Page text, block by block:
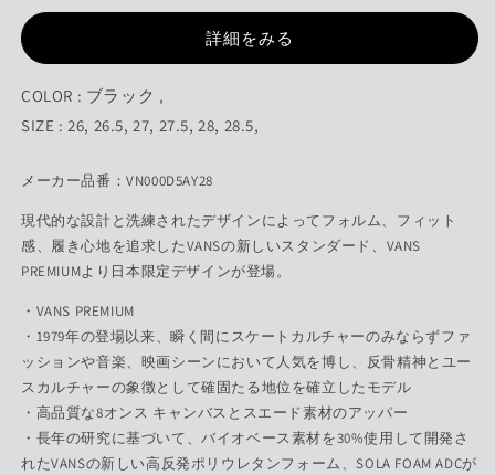
(1)
を
開
価
格
詳細をみる
COLOR : ブラック ,
SIZE : 26, 26.5, 27, 27.5, 28, 28.5,
メーカー品番：VN000D5AY28
現代的な設計と洗練されたデザインによってフォルム、フィット
感、履き心地を追求したVANSの新しいスタンダード、VANS
PREMIUMより日本限定デザインが登場。
・VANS PREMIUM
・1979年の登場以来、瞬く間にスケートカルチャーのみならずファ
ッションや音楽、映画シーンにおいて人気を博し、反骨精神とユー
スカルチャーの象徴として確固たる地位を確立したモデル
・高品質な8オンス キャンバスとスエード素材のアッパー
・長年の研究に基づいて、バイオベース素材を30%使用して開発さ
れたVANSの新しい高反発ポリウレタンフォーム、SOLA FOAM ADCが